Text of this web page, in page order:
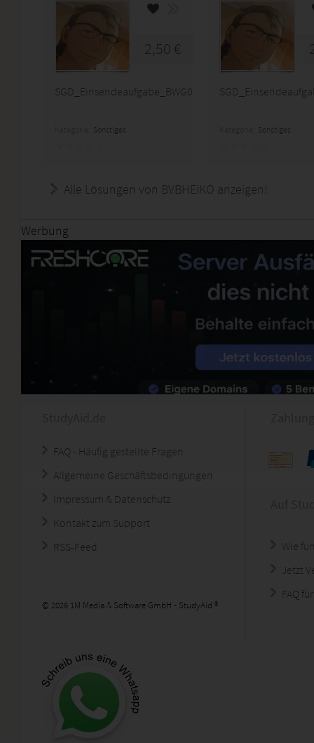
2,50 €
SGD_Einsendeaufgabe_BWG02_0720K28
Sonstiges Sonstiges
Alle Lösungen von BVBHEIKO anzeigen!
Werbung
FAQ - Häufig gestellte Fragen
Allgemeine Geschäftsbedingungen
Impressum & Datenschutz
Kontakt zum Support
RSS-Feed
© 2026 1M Media & Software GmbH - StudyAid ®
Wie
Jetzt
FAQ